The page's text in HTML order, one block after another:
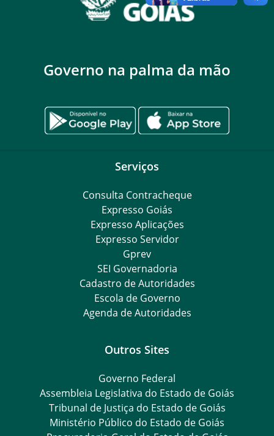
Governo na palma da mão
Serviços
Consulta Contracheque
Expresso Goiás
Expresso Aplicações
Expresso Servidor
Gprev
SEI Governadoria
Cadastro de Autoridades
Escola de Governo
Agenda de Autoridades
Outros Sites
Governo Federal
Assembleia Legislativa do Estado de Goiás
Tribunal de Justiça do Estado de Goiás
Ministério Público do Estado de Goiás